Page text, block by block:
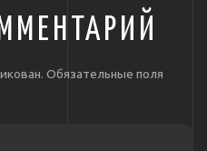
Обязательные поля